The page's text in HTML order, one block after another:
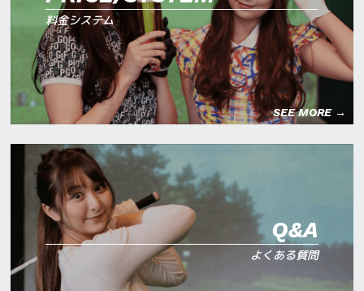
料金システム
SEE MORE →
Q&A
よくある質問